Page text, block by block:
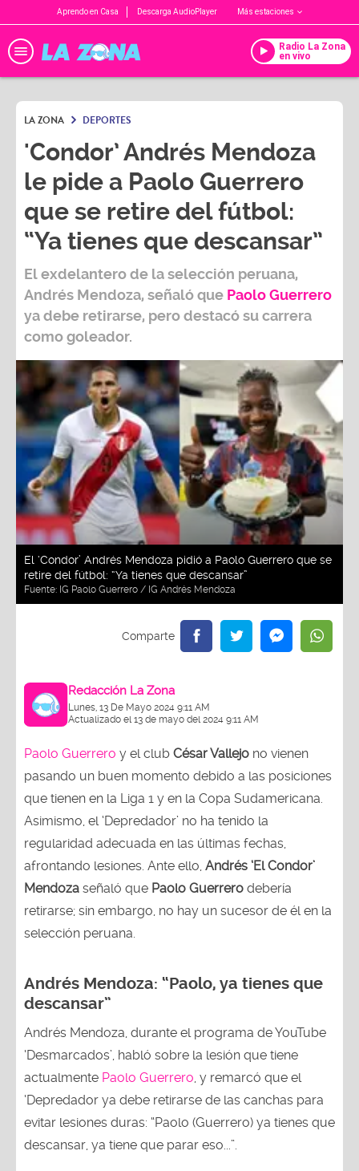
Aprendo en Casa Descarga AudioPlayer Más estaciones
Radio La Zona
en vivo
LA ZONA DEPORTES
'Condor’ Andrés Mendoza
le pide a Paolo Guerrero
que se retire del fútbol:
“Ya tienes que descansar”
El exdelantero de la selección peruana,
Andrés Mendoza, señaló que Paolo Guerrero
ya debe retirarse, pero destacó su carrera
como goleador.
El ‘Condor’ Andrés Mendoza pidió a Paolo Guerrero que se
retire del fútbol: “Ya tienes que descansar”
Fuente: IG Paolo Guerrero / IG Andrés Mendoza
Redacción La Zona
Lunes, 13 De Mayo 2024 9:11 AM
Actualizado el 13 de mayo del 2024 9:11 AM
Paolo Guerrero y el club César Vallejo no vienen
pasando un buen momento debido a las posiciones
que tienen en la Liga 1 y en la Copa Sudamericana.
Asimismo, el ‘Depredador’ no ha tenido la
regularidad adecuada en las últimas fechas,
afrontando lesiones. Ante ello, Andrés ‘El Condor’
Mendoza señaló que Paolo Guerrero debería
retirarse; sin embargo, no hay un sucesor de él en la
selección peruana.
Andrés Mendoza: “Paolo, ya tienes que
descansar”
Andrés Mendoza, durante el programa de YouTube
‘Desmarcados’, habló sobre la lesión que tiene
actualmente Paolo Guerrero , y remarcó que el
‘Depredador ya debe retirarse de las canchas para
evitar lesiones duras: “Paolo (Guerrero) ya tienes que
descansar, ya tiene que parar eso...”.